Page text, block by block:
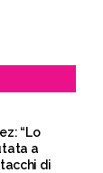
“Lo
a
di